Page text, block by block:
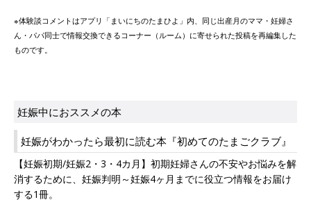
※体験談コメントはアプリ「まいにちのたまひよ」内、同じ出産月のママ・妊婦さ
ん・パパ同士で情報交換できるコーナー（ルーム）に寄せられた投稿を再編集した
ものです。
妊娠中におススメの本
妊娠がわかったら最初に読む本『初めてのたまごクラブ』
【妊娠初期/妊娠2・3・4カ月】初期妊婦さんの不安やお悩みを解
消するために、妊娠判明～妊娠4ヶ月までに役立つ情報をお届け
する1冊。